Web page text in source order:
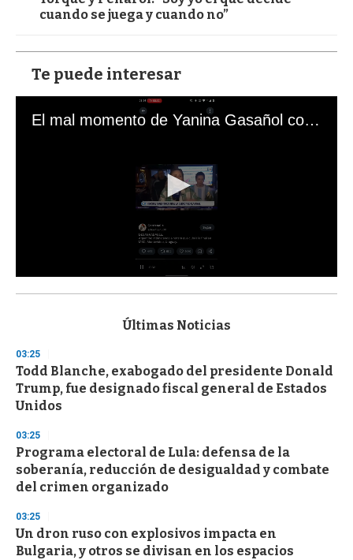
cuando se juega y cuando no”
Te puede interesar
El mal momento de Yanina Gasañol con un hincha argentino en "Subrayado"
s
d
s
o
f
3
s
e
c
o
n
Últimas Noticias
03:25
Todd Blanche, exabogado del presidente Donald
Trump, fue designado fiscal general de Estados
Unidos
03:25
Programa electoral de Lula: defensa de la
soberanía, reducción de desigualdad y combate
del crimen organizado
03:25
Un dron ruso con explosivos impacta en
Bulgaria, y otros se divisan en los espacios